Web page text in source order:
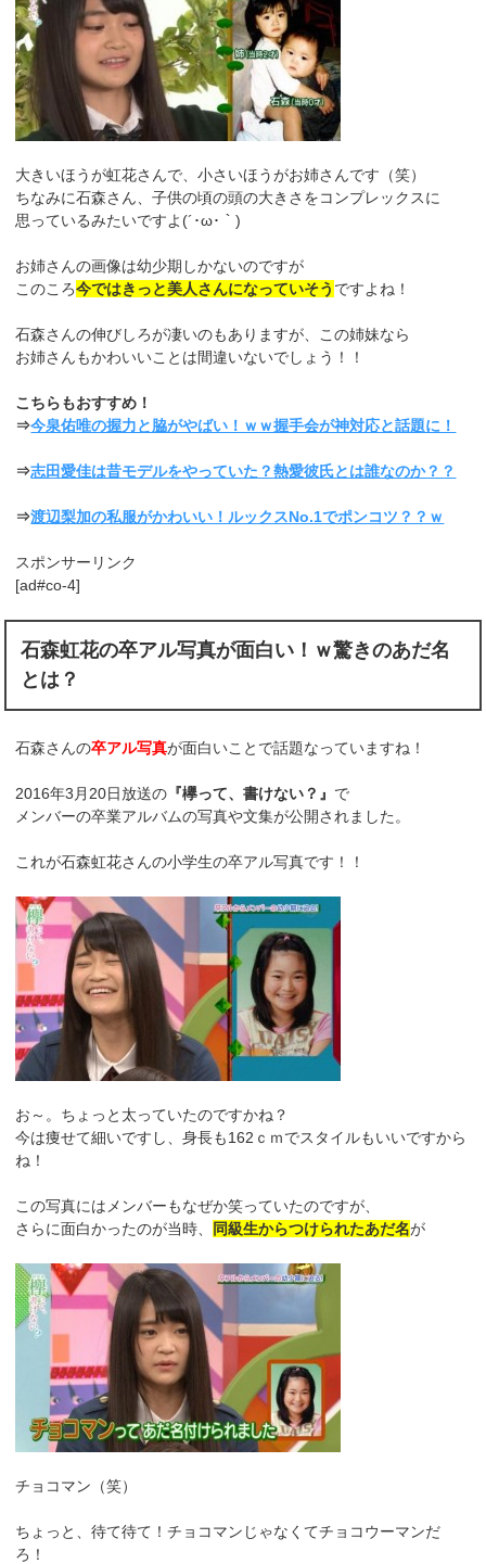
大きいほうが虹花さんで、小さいほうがお姉さんです（笑）
ちなみに石森さん、子供の頃の頭の大きさをコンプレックスに
思っているみたいですよ(´･ω･｀)
お姉さんの画像は幼少期しかないのですが
このころ今ではきっと美人さんになっていそう ですよね！
石森さんの伸びしろが凄いのもありますが、この姉妹なら
お姉さんもかわいいことは間違いないでしょう！！
こちらもおすすめ！
⇒今泉佑唯の握力と脇がやばい！ｗｗ握手会が神対応と話題に！
⇒志田愛佳は昔モデルをやっていた？熱愛彼氏とは誰なのか？？
⇒渡辺梨加の私服がかわいい！ルックスNo.1でポンコツ？？ｗ
スポンサーリンク
[ad#co-4]
石森虹花の卒アル写真が面白い！ｗ驚きのあだ名
とは？
石森さんの卒アル写真が面白いことで話題なっていますね！
2016年3月20日放送の 『欅って、書けない？』 で
メンバーの卒業アルバムの写真や文集が公開されました。
これが石森虹花さんの小学生の卒アル写真です！！
お～。ちょっと太っていたのですかね？
今は痩せて細いですし、身長も162ｃｍでスタイルもいいですから
ね！
この写真にはメンバーもなぜか笑っていたのですが、
さらに面白かったのが当時、 同級生からつけられたあだ名が
チョコマン（笑）
ちょっと、待て待て！チョコマンじゃなくてチョコウーマンだ
ろ！